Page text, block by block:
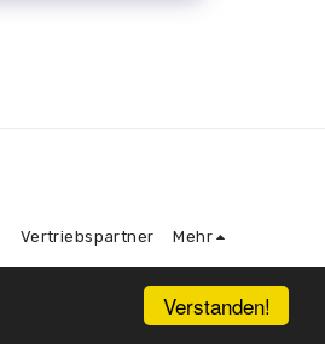
Verstanden!
Vertriebspartner Mehr